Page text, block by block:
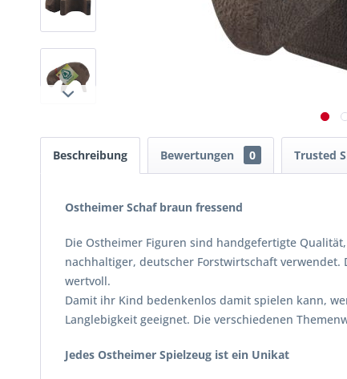
Beschreibung Bewertungen 0 Trusted
Ostheimer Schaf braun fressend
Die Ostheimer Figuren sind handgefertigte
nachhaltiger, deutscher Forstwirtschaft
wertvoll.
Damit ihr Kind bedenkenlos damit spielen kann,
Langlebigkeit geeignet. Die verschiedenen
Jedes Ostheimer Spielzeug ist ein Unikat